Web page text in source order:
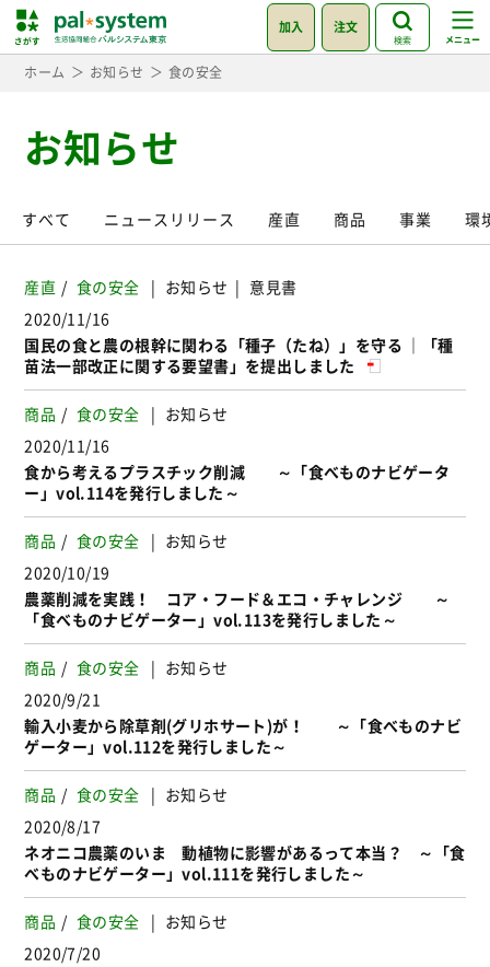
加入 注文
検索
ホーム お知らせ 食の安全
お知らせ
すべて ニュースリリース 産直 商品 事業 環
産直 食の安全 お知らせ
意見書
2020/11/16
国民の食と農の根幹に関わる「種子（たね）」を守る ｜「種
苗法一部改正に関する要望書」を提出しました
商品 食の安全
お知らせ
2020/11/16
食から考えるプラスチック削減 ～「食べものナビゲータ
ー」vol.114を発行しました～
商品 食の安全
お知らせ
2020/10/19
農薬削減を実践！ コア・フード＆エコ・チャレンジ ～
「食べものナビゲーター」vol.113を発行しました～
商品 食の安全
お知らせ
2020/9/21
輸入小麦から除草剤(グリホサート)が！ ～「食べものナビ
ゲーター」vol.112を発行しました～
商品 食の安全
お知らせ
2020/8/17
ネオニコ農薬のいま 動植物に影響があるって本当？ ～「食
べものナビゲーター」vol.111を発行しました～
商品 食の安全
お知らせ
2020/7/20